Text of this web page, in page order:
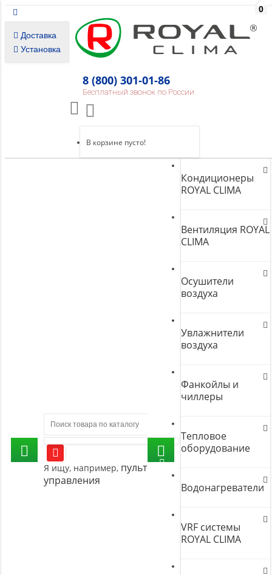
Доставка
Установка
8 (800) 301-01-86
Бесплатный звонок по России
0
В корзине пусто!
Я ищу, например, пульт
управления
Кондиционеры
ROYAL CLIMA
Вентиляция ROYAL
CLIMA
Осушители
воздуха
Увлажнители
воздуха
Фанкойлы и
чиллеры
Тепловое
оборудование
Водонагреватели
VRF системы
ROYAL CLIMA